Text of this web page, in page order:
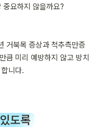
중요하지 않을까요?
거북목 증상과 척추측만증
큼 미리 예방하지 않고 방치
니다.
도록